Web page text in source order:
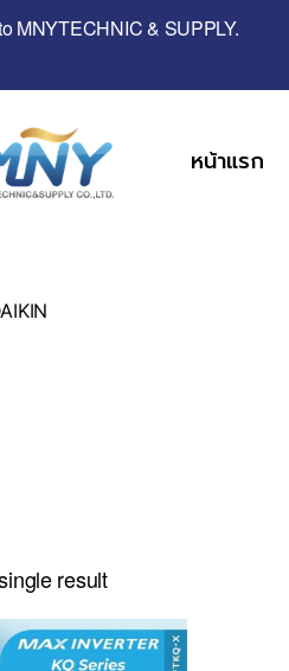
MNYTECHNIC & SUPPLY.
หน้าแรก
result